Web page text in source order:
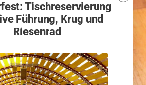
Tischreservierung
Führung, Krug und
Riesenrad